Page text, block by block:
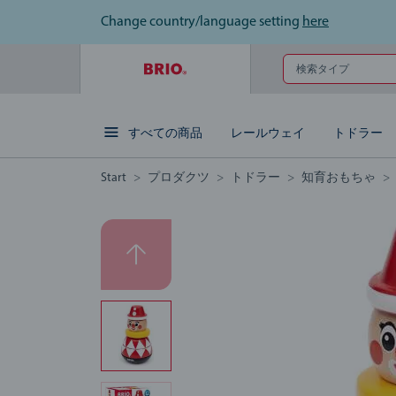
Change country/language setting here
検索タイプ
すべての商品 レールウェイ トドラー
Start プロダクツ トドラー 知育おもちゃ